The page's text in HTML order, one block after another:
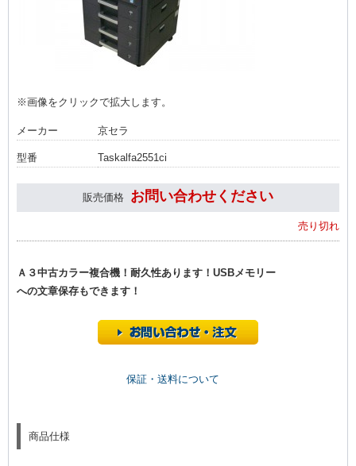
※画像をクリックで拡大します。
メーカー 京セラ
型番 Taskalfa2551ci
販売価格 お問い合わせください
売り切れ
Ａ３中古カラー複合機！耐久性あります！USBメモリー
への文章保存もできます！
保証・送料について
商品仕様